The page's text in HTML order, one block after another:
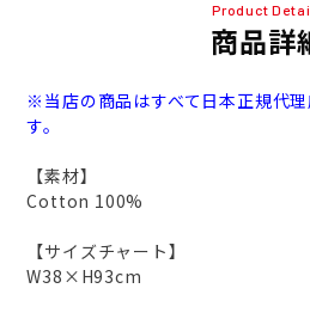
Product
商品詳
※当店の商品はすべて日本正規代
す。
【素材】
Cotton 100%
【サイズチャート】
W38×H93cm